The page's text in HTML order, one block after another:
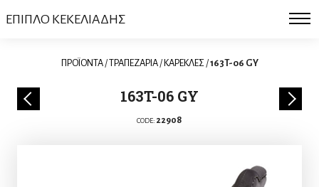
ΕΠΙΠΛΟ ΚΕΚΕΛΙΑΔΗΣ
ΠΡΟΪΟΝΤΑ/ΤΡΑΠΕΖΑΡΙΑ/ ΚΑΡΕΚΛΕΣ/163T-06 GY
163T-06 GY
CODE: 22908